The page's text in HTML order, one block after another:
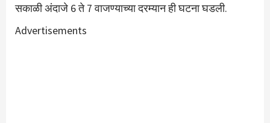
सकाळी अंदाजे 6 ते 7 वाजण्याच्या दरम्यान ही घटना घडली.
Advertisements